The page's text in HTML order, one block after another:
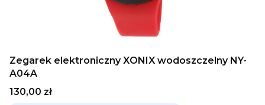
Zegarek elektroniczny XONIX wodoszczelny NY-
A04A
Cena
130,00 zł